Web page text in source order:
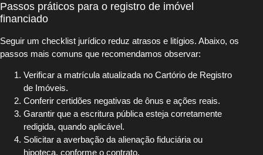
Passos práticos para o registro de imóvel
financiado
Seguir um checklist jurídico reduz atrasos e litígios. Abaixo, os
passos mais comuns que recomendamos observar:
Verificar a matrícula atualizada no Cartório de Registro
de Imóveis.
Conferir certidões negativas de ônus e ações reais.
Garantir que a escritura pública esteja corretamente
redigida, quando aplicável.
Solicitar a averbação da alienação fiduciária ou
hipoteca, conforme o contrato.